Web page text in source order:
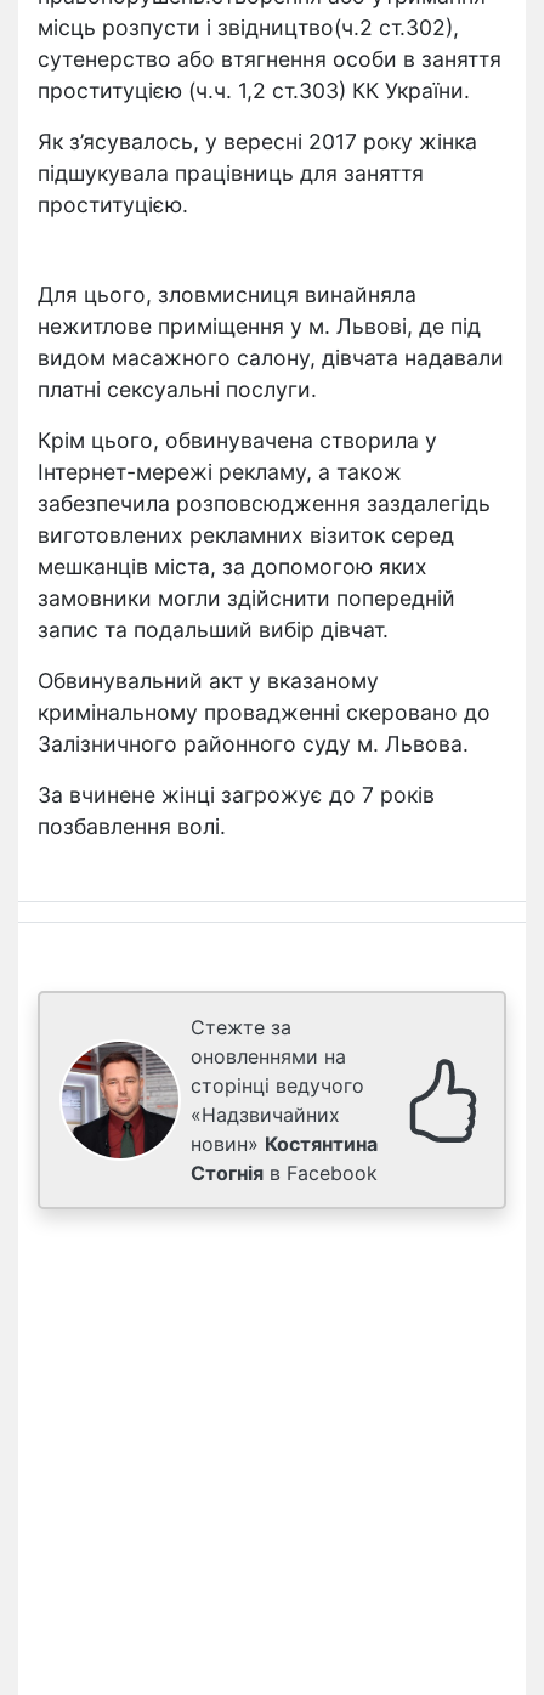
місць розпусти і звідництво(ч.2 ст.302),
сутенерство або втягнення особи в заняття
проституцією (ч.ч. 1,2 ст.303) КК України.
Як з’ясувалось, у вересні 2017 року жінка
підшукувала працівниць для заняття
проституцією.
Для цього, зловмисниця винайняла
нежитлове приміщення у м. Львові, де під
видом масажного салону, дівчата надавали
платні сексуальні послуги.
Крім цього, обвинувачена створила у
Інтернет-мережі рекламу, а також
забезпечила розповсюдження заздалегідь
виготовлених рекламних візиток серед
мешканців міста, за допомогою яких
замовники могли здійснити попередній
запис та подальший вибір дівчат.
Обвинувальний акт у вказаному
кримінальному провадженні скеровано до
Залізничного районного суду м. Львова.
За вчинене жінці загрожує до 7 років
позбавлення волі.
Стежте за
оновленнями на
сторінці ведучого
«Надзвичайних
новин» Костянтина
Стогнія в Facebook